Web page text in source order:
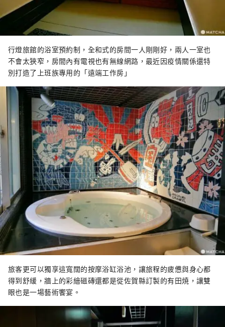
行燈旅館的浴室預約制，全和式的房間一人剛剛好，兩人一室也
不會太狹窄，房間內有電視也有無線網路，最近因疫情關係還特
別打造了上班族專用的「遠端工作房」
旅客更可以獨享這寬闊的按摩浴缸浴池，讓旅程的疲憊與身心都
得到舒緩，牆上的彩繪磁磚還都是從佐賀縣訂製的有田焼，讓雙
眼也是一場藝術饗宴。